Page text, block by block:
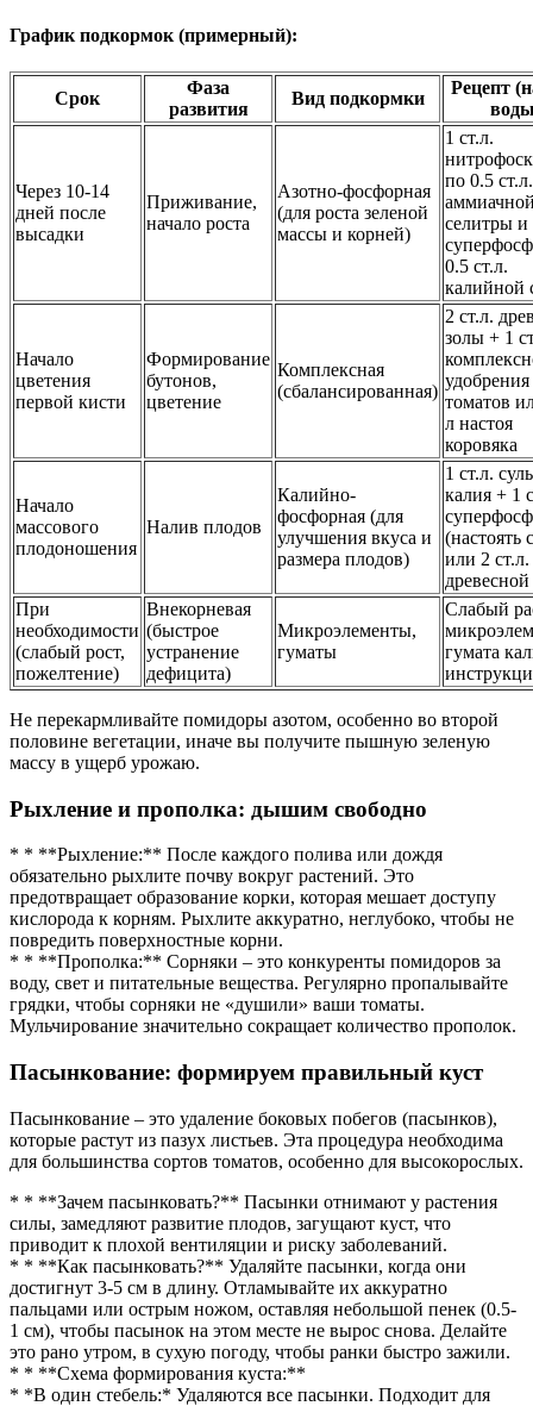
График подкормок (примерный):
Срок
Фаза
развития
Вид подкормки
Рецепт
Через 10-14
дней после
высадки
Приживание,
начало роста
Азотно-фосфорная
(для роста зеленой
массы и корней)
1 ст.л.
по 0.5 ст.л.
селитры и
0.5 ст.л.
калийной
Начало
цветения
первой кисти
Формирование
бутонов,
цветение
Комплексная
(сбалансированная)
2 ст.л.
золы + 1
удобрения
томатов
л настоя
коровяка
Начало
массового
плодоношения
Налив плодов
Калийно-
фосфорная (для
улучшения вкуса и
размера плодов)
1 ст.л.
калия + 1
(настоять
или 2 ст.л.
При
необходимости
(слабый рост,
пожелтение)
Внекорневая
(быстрое
устранение
дефицита)
Микроэлементы,
гуматы
Слабый
гумата
Не перекармливайте помидоры азотом, особенно во второй
половине вегетации, иначе вы получите пышную зеленую
массу в ущерб урожаю.
Рыхление и прополка: дышим свободно
* * **Рыхление:** После каждого полива или дождя
обязательно рыхлите почву вокруг растений. Это
предотвращает образование корки, которая мешает доступу
кислорода к корням. Рыхлите аккуратно, неглубоко, чтобы не
повредить поверхностные корни.
* * **Прополка:** Сорняки – это конкуренты помидоров за
воду, свет и питательные вещества. Регулярно пропалывайте
грядки, чтобы сорняки не «душили» ваши томаты.
Мульчирование значительно сокращает количество прополок.
Пасынкование: формируем правильный куст
Пасынкование – это удаление боковых побегов (пасынков),
которые растут из пазух листьев. Эта процедура необходима
для большинства сортов томатов, особенно для высокорослых.
* * **Зачем пасынковать?** Пасынки отнимают у растения
силы, замедляют развитие плодов, загущают куст, что
приводит к плохой вентиляции и риску заболеваний.
* * **Как пасынковать?** Удаляйте пасынки, когда они
достигнут 3-5 см в длину. Отламывайте их аккуратно
пальцами или острым ножом, оставляя небольшой пенек (0.5-
1 см), чтобы пасынок на этом месте не вырос снова. Делайте
это рано утром, в сухую погоду, чтобы ранки быстро зажили.
* * **Схема формирования куста:**
* *В один стебель:* Удаляются все пасынки. Подходит для